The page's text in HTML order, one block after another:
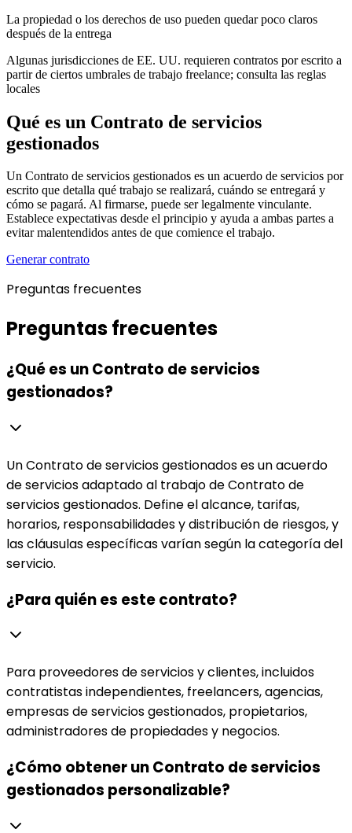
La propiedad o los derechos de uso pueden quedar poco claros
después de la entrega
Algunas jurisdicciones de EE. UU. requieren contratos por escrito a
partir de ciertos umbrales de trabajo freelance; consulta las reglas
locales
Qué es un Contrato de servicios
gestionados
Un Contrato de servicios gestionados es un acuerdo de servicios por
escrito que detalla qué trabajo se realizará, cuándo se entregará y
cómo se pagará. Al firmarse, puede ser legalmente vinculante.
Establece expectativas desde el principio y ayuda a ambas partes a
evitar malentendidos antes de que comience el trabajo.
Generar contrato
Preguntas frecuentes
Preguntas frecuentes
¿Qué es un Contrato de servicios
gestionados?
Un Contrato de servicios gestionados es un acuerdo
de servicios adaptado al trabajo de Contrato de
servicios gestionados. Define el alcance, tarifas,
horarios, responsabilidades y distribución de riesgos, y
las cláusulas específicas varían según la categoría del
servicio.
¿Para quién es este contrato?
Para proveedores de servicios y clientes, incluidos
contratistas independientes, freelancers, agencias,
empresas de servicios gestionados, propietarios,
administradores de propiedades y negocios.
¿Cómo obtener un Contrato de servicios
gestionados personalizable?